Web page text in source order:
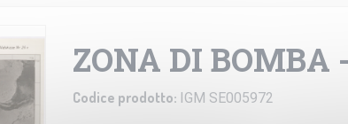
ZONA DI BOMBA
Codice prodotto: IGM SE005972